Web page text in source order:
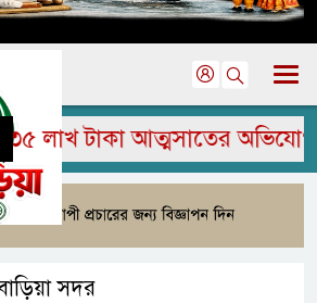
টাকা আত্মসাতের অভিযোগ
সদর